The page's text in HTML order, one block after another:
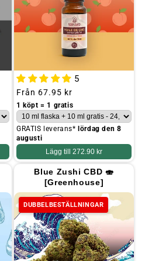
5
Ordinarie
pris
Från 67.95 kr
1 köpt = 1 gratis
GRATIS leverans* lördag den 8
augusti
Lägg till 272.90 kr
Blue Zushi CBD 🍣
[Greenhouse]
DUBBELBESTÄLLNINGAR